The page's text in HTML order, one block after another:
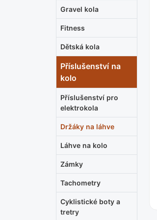
Gravel kola
Fitness
Dětská kola
Příslušenství na
kolo
Příslušenství pro
elektrokola
Držáky na láhve
Láhve na kolo
Zámky
Tachometry
Cyklistické boty a
tretry